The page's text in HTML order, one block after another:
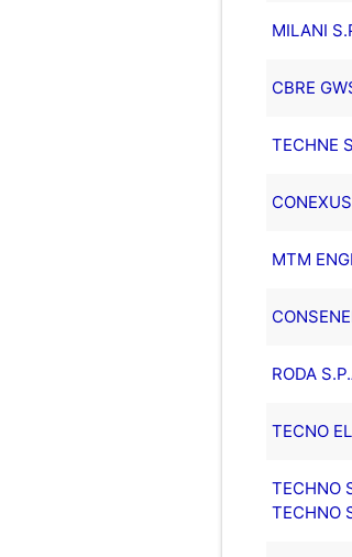
MILANI
CBRE
TECHNE
MTM
RODA
TECNO
TECHNO
TECHNO